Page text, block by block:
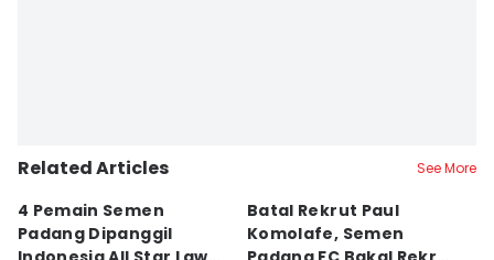
Related Articles See More
4 Pemain Semen
Padang Dipanggil
Batal Rekrut Paul
Komolafe, Semen